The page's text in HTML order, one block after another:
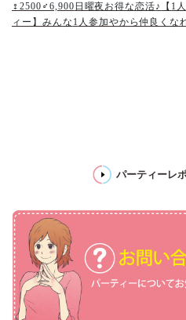
♀ 2500♂6,900 日曜夜お得な恋活♪ 【 1
ィー】みんな 1 人参加やから仲良くな
パーティーレ